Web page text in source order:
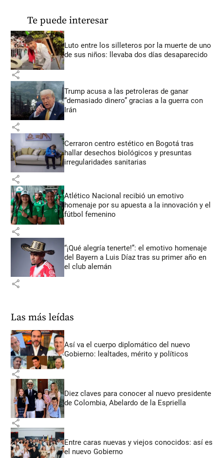
Te puede interesar
Luto entre los silleteros por la muerte de uno
de sus niños: llevaba dos días desaparecido
share
Trump acusa a las petroleras de ganar
“demasiado dinero” gracias a la guerra con
Irán
share
Cerraron centro estético en Bogotá tras
hallar desechos biológicos y presuntas
irregularidades sanitarias
share
Atlético Nacional recibió un emotivo
homenaje por su apuesta a la innovación y el
fútbol femenino
share
“¡Qué alegría tenerte!”: el emotivo homenaje
del Bayern a Luis Díaz tras su primer año en
el club alemán
share
Las más leídas
Así va el cuerpo diplomático del nuevo
Gobierno: lealtades, mérito y políticos
share
Diez claves para conocer al nuevo presidente
de Colombia, Abelardo de la Espriella
share
Entre caras nuevas y viejos conocidos: así es
el nuevo Gobierno